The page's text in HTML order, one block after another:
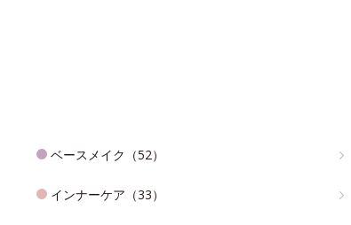
ベースメイク（52）
インナーケア（33）